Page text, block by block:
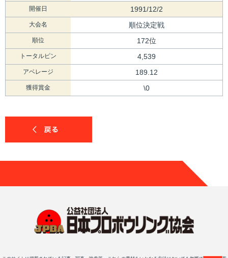
開催日 1991/12/2
大会名 順位決定戦
順位 172位
トータルピン 4,539
アベレージ 189.12
獲得賞金 \0